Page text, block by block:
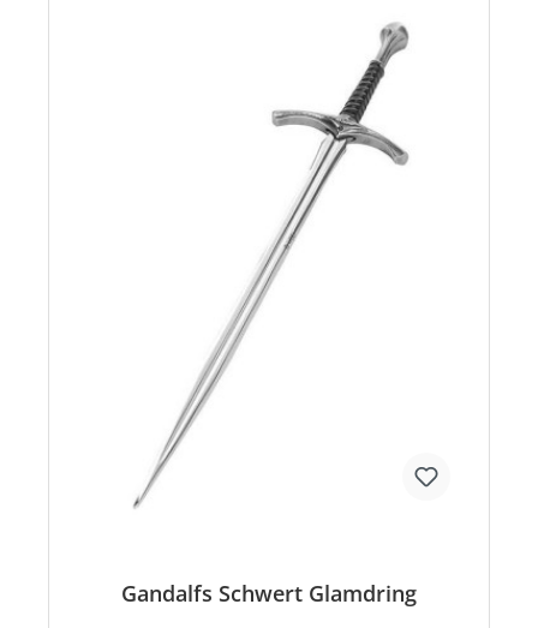
Gandalfs Schwert Glamdring